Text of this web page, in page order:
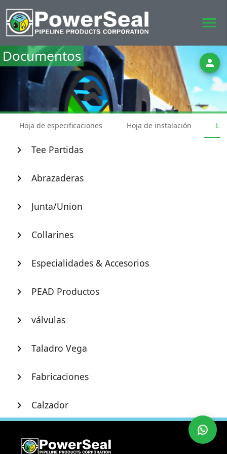
menu
person
Documentos
Hoja de especificaciones Hoja de instalación
chevron_right Tee Partidas
chevron_right Abrazaderas
chevron_right Junta/Union
chevron_right Collarines
chevron_right Especialidades & Accesorios
chevron_right PEAD Productos
chevron_right válvulas
chevron_right Taladro Vega
chevron_right Fabricaciones
chevron_right Calzador